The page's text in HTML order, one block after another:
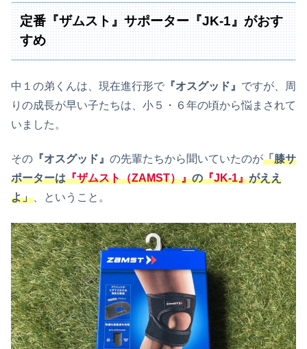
定番『ザムスト』サポーター『JK-1』がおす
すめ
中１の弟くんは、現在進行形で 『オスグッド』 ですが、周
りの成長が早い子たちは、小５・６年の頃から悩まされて
いました。
その 『オスグッド』 の先輩たちから聞いていたのが「膝サ
ポーターは『ザムスト（ZAMST）』の『JK-1』がええ
よ」、ということ。